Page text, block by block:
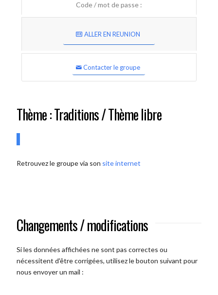
Code / mot de passe :
ALLER EN REUNION
Contacter le groupe
Thème : Traditions / Thème libre
Retrouvez le groupe via son site internet
Changements / modifications
Si les données affichées ne sont pas correctes ou
nécessitent d'être corrigées, utilisez le bouton suivant pour
nous envoyer un mail :